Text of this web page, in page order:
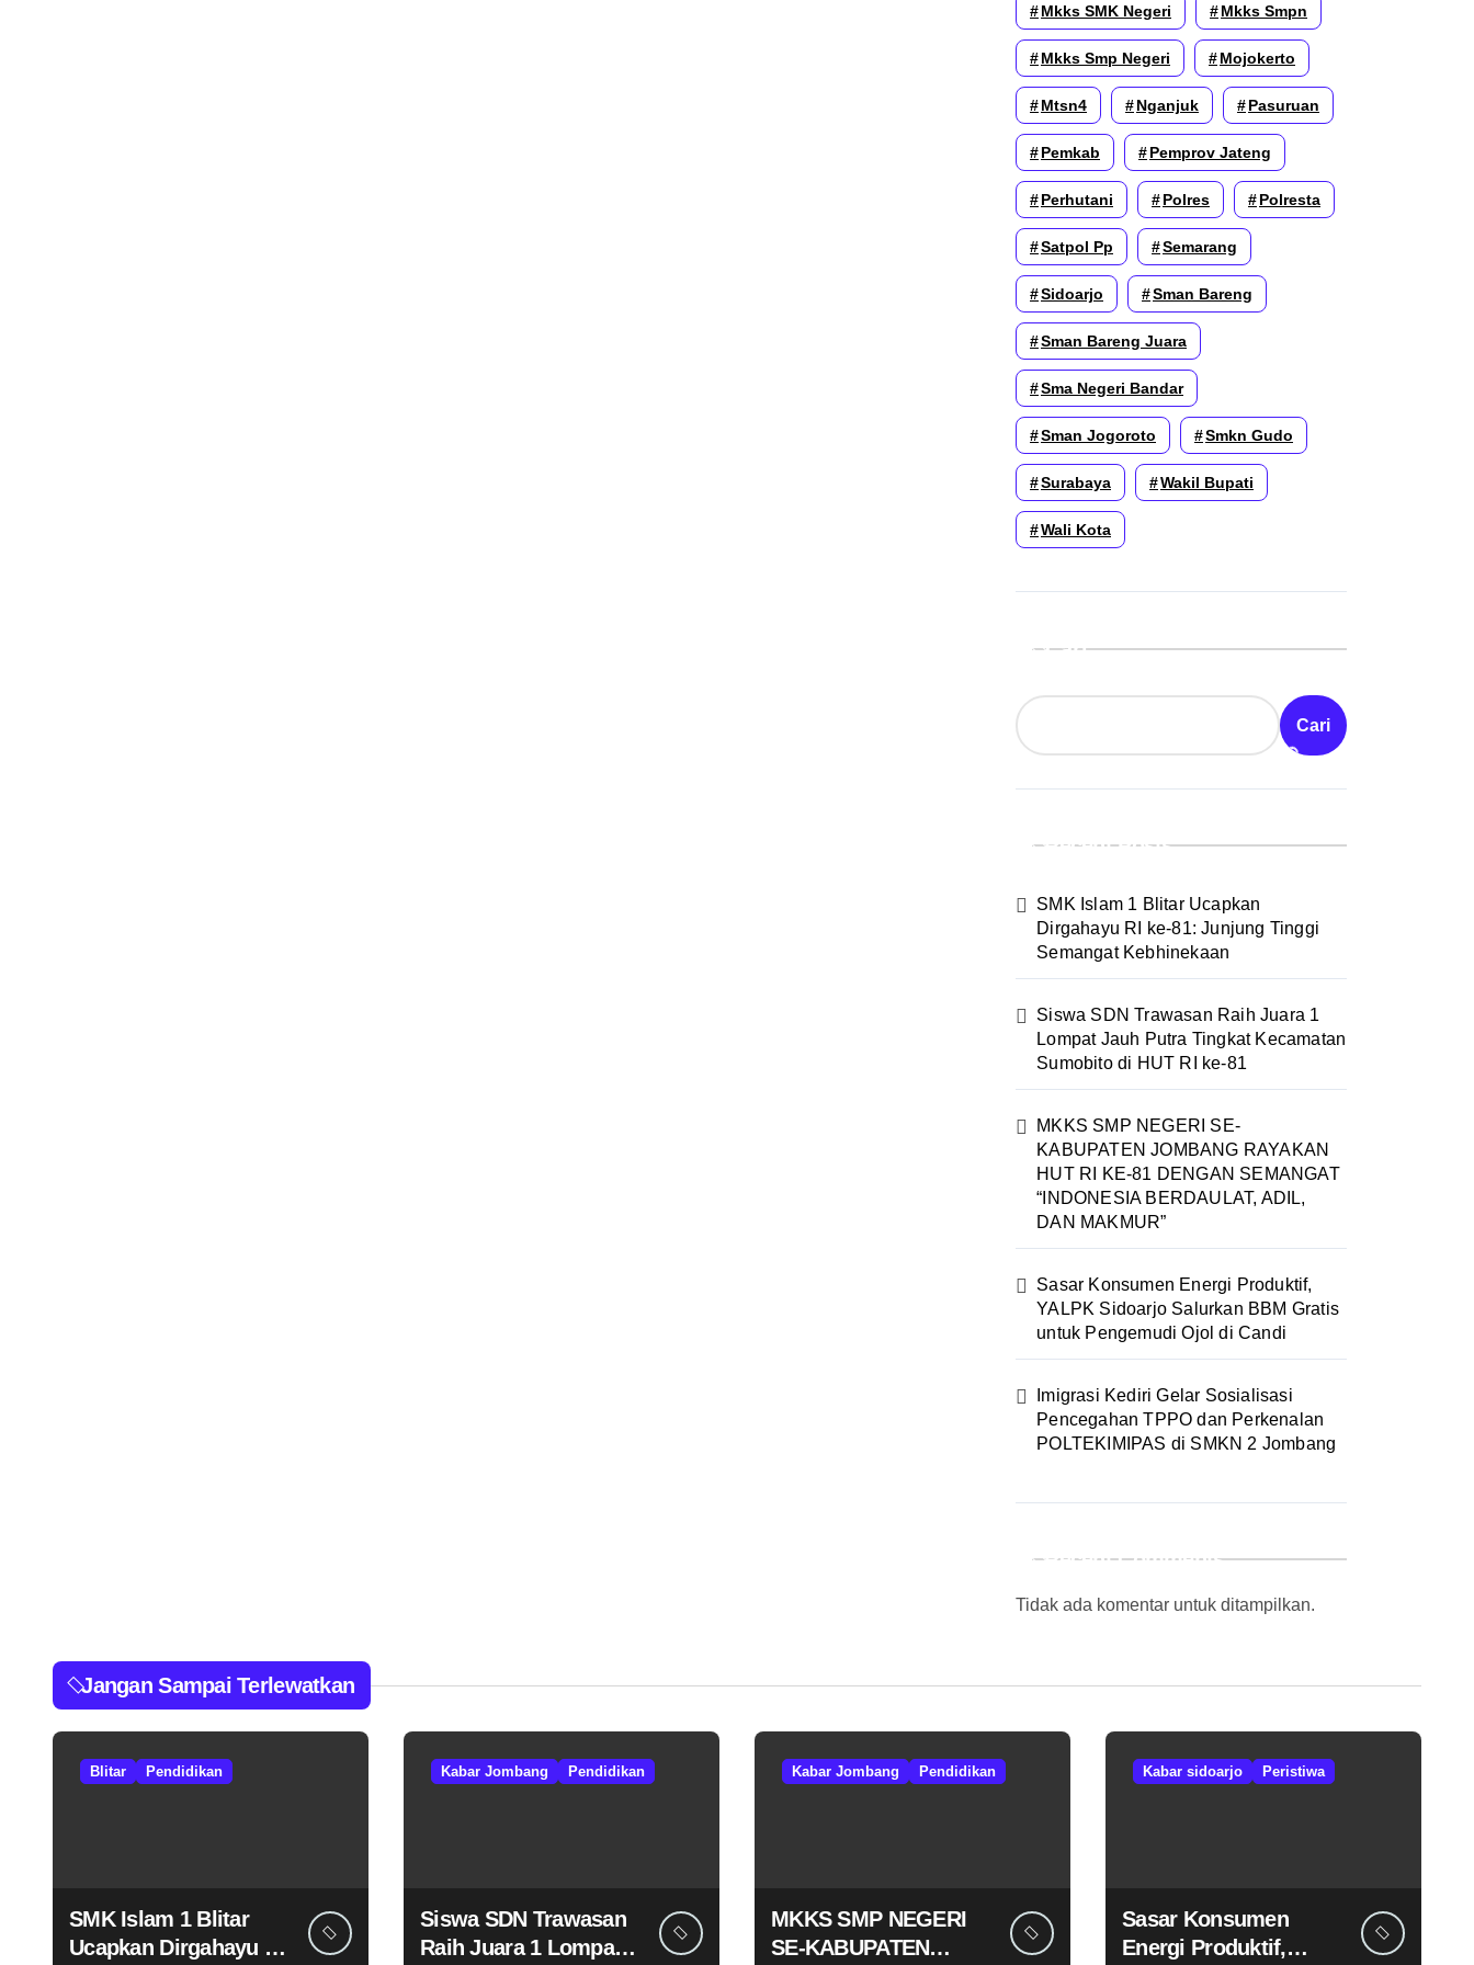
Mkks SMK Negeri Mkks Smpn
Mkks Smp Negeri Mojokerto
Mtsn4 Nganjuk Pasuruan
Pemkab Pemprov Jateng
Perhutani Polres Polresta
Satpol Pp Semarang
Sidoarjo Sman Bareng
Sman Bareng Juara
Sma Negeri Bandar
Sman Jogoroto Smkn Gudo
Surabaya Wakil Bupati
Wali Kota
Cari
Cari
Recent Posts
SMK Islam 1 Blitar Ucapkan
Dirgahayu RI ke-81: Junjung Tinggi
Semangat Kebhinekaan
Siswa SDN Trawasan Raih Juara 1
Lompat Jauh Putra Tingkat Kecamatan
Sumobito di HUT RI ke-81
MKKS SMP NEGERI SE-
KABUPATEN JOMBANG RAYAKAN
HUT RI KE-81 DENGAN SEMANGAT
“INDONESIA BERDAULAT, ADIL,
DAN MAKMUR”
Sasar Konsumen Energi Produktif,
YALPK Sidoarjo Salurkan BBM Gratis
untuk Pengemudi Ojol di Candi
Imigrasi Kediri Gelar Sosialisasi
Pencegahan TPPO dan Perkenalan
POLTEKIMIPAS di SMKN 2 Jombang
Recent Comments
Tidak ada komentar untuk ditampilkan.
Jangan Sampai Terlewatkan
Blitar Pendidikan
SMK Islam 1 Blitar
Ucapkan Dirgahayu RI
Kabar Jombang Pendidikan
Siswa SDN Trawasan
Raih Juara 1 Lompat
Kabar Jombang Pendidikan
MKKS SMP NEGERI
SE-KABUPATEN
Kabar sidoarjo Peristiwa
Sasar Konsumen
Energi Produktif,